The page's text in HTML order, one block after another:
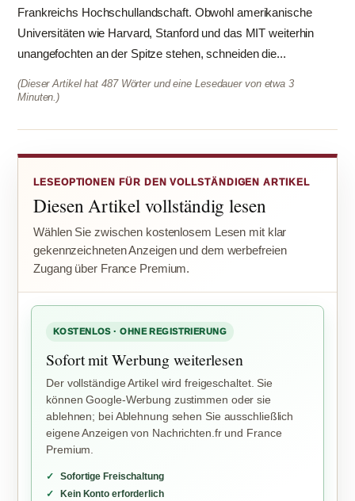
Frankreichs Hochschullandschaft. Obwohl amerikanische
Universitäten wie Harvard, Stanford und das MIT weiterhin
unangefochten an der Spitze stehen, schneiden die...
(Dieser Artikel hat 487 Wörter und eine Lesedauer von etwa 3
Minuten.)
LESEOPTIONEN FÜR DEN VOLLSTÄNDIGEN ARTIKEL
Diesen Artikel vollständig lesen
Wählen Sie zwischen kostenlosem Lesen mit klar
gekennzeichneten Anzeigen und dem werbefreien
Zugang über France Premium.
KOSTENLOS · OHNE REGISTRIERUNG
Sofort mit Werbung weiterlesen
Der vollständige Artikel wird freigeschaltet. Sie
können Google-Werbung zustimmen oder sie
ablehnen; bei Ablehnung sehen Sie ausschließlich
eigene Anzeigen von Nachrichten.fr und France
Premium.
Sofortige Freischaltung
Kein Konto erforderlich